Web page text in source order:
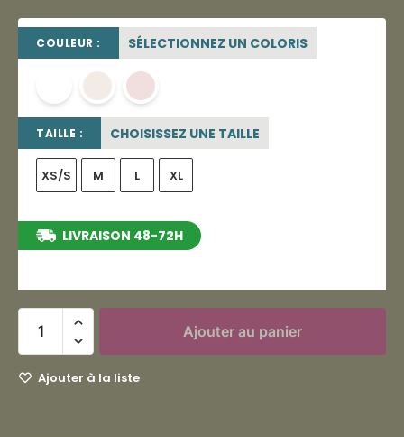
COULEUR : SÉLECTIONNEZ UN COLORIS
blanc
TAILLE : CHOISISSEZ UNE TAILLE
XS/S M L XL
LIVRAISON 48-72H
Ajouter au panier
Ajouter à la liste